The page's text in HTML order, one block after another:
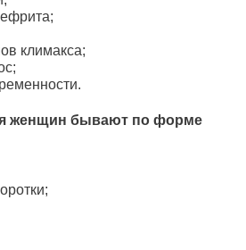
климакса;
женщин бывают по форме